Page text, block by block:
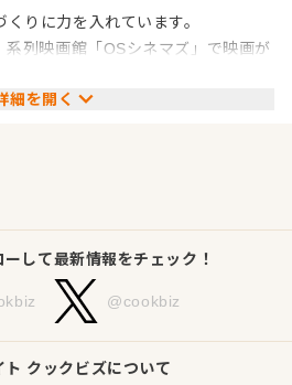
りに力を入れています。
列映画館「OSシネマズ」で映画が
福利厚生も魅力のひとつ。
土井 雄二郎
小松原町3番3号
細を開く
して最新情報をチェック！
@cookbiz
クックビズについて